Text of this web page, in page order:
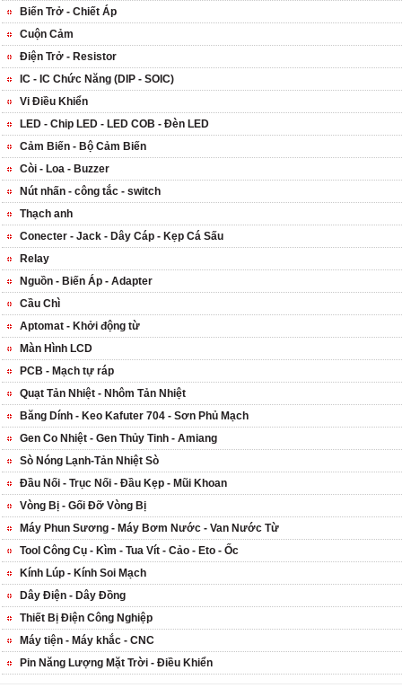
Biến Trở - Chiết Áp
Cuộn Cảm
Điện Trở - Resistor
IC - IC Chức Năng (DIP - SOIC)
Vi Điều Khiển
LED - Chip LED - LED COB - Đèn LED
Cảm Biến - Bộ Cảm Biến
Còi - Loa - Buzzer
Nút nhấn - công tắc - switch
Thạch anh
Conecter - Jack - Dây Cáp - Kẹp Cá Sấu
Relay
Nguồn - Biến Áp - Adapter
Cầu Chì
Aptomat - Khởi động từ
Màn Hình LCD
PCB - Mạch tự ráp
Quạt Tản Nhiệt - Nhôm Tản Nhiệt
Băng Dính - Keo Kafuter 704 - Sơn Phủ Mạch
Gen Co Nhiệt - Gen Thủy Tinh - Amiang
Sò Nóng Lạnh-Tản Nhiệt Sò
Đầu Nối - Trục Nối - Đầu Kẹp - Mũi Khoan
Vòng Bị - Gối Đỡ Vòng Bị
Máy Phun Sương - Máy Bơm Nước - Van Nước Từ
Tool Công Cụ - Kìm - Tua Vít - Cảo - Eto - Ốc
Kính Lúp - Kính Soi Mạch
Dây Điện - Dây Đồng
Thiết Bị Điện Công Nghiệp
Máy tiện - Máy khắc - CNC
Pin Năng Lượng Mặt Trời - Điều Khiển